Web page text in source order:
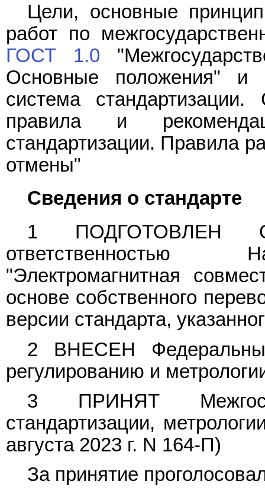
Цели, основные
работ по
ГОСТ 1.0
Основные положения" и
система стандартизации.
правила и
стандартизации. Правила
отмены"
Сведения о стандарте
1 ПОДГОТОВЛЕН
ответственностью
"Электромагнитная
основе собственного
версии стандарта,
2 ВНЕСЕН
регулированию и
3 ПРИНЯТ
стандартизации,
августа 2023 г. N 164-П)
За принятие